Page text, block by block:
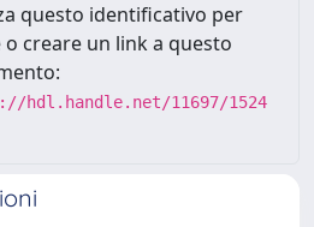
questo identificativo per
o creare un link a questo
hdl.handle.net/11697/1524